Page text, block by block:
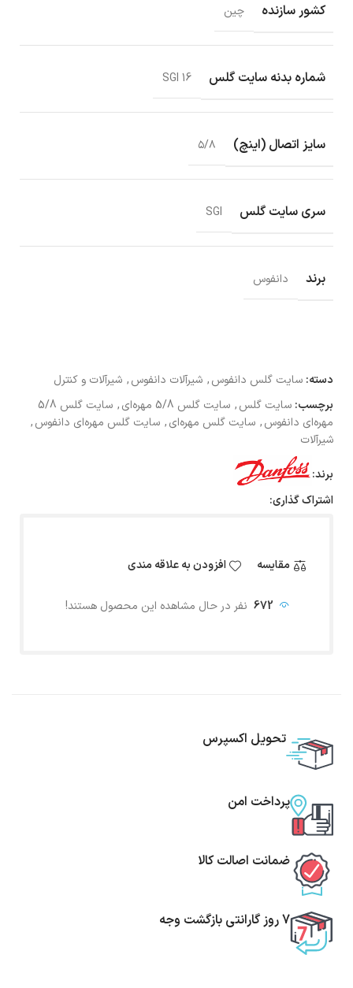
کشور سازنده چین
شماره بدنه سایت گلس SGI 16
سایز اتصال (اینچ) ۵/۸
سری سایت گلس SGI
برند دانفوس
دسته: سایت گلس دانفوس, شیرآلات دانفوس, شیرآلات و کنترل
برچسب: سایت گلس, سایت گلس 5/8 مهره‌ای ,
سایت گلس 5/8
مهره‌ای دانفوس, سایت گلس مهره‌ای, سایت گلس مهره‌ای دانفوس,
شیرآلات
برند:
اشتراک گذاری:
مقایسه افزودن به علاقه مندی
672 نفر در حال مشاهده این محصول هستند!
تحویل اکسپرس
پرداخت امن
ضمانت اصالت کالا
7 روز گارانتی بازگشت وجه